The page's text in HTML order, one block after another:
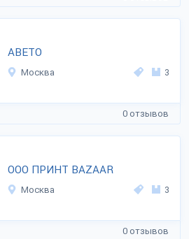
АВЕТО
Москва 3
0 отзывов
ООО ПРИНТ BAZAAR
Москва 3
0 отзывов